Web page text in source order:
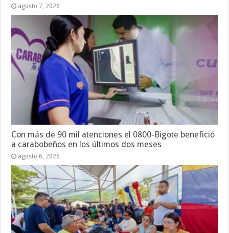
agosto 7, 2026
Con más de 90 mil atenciones el 0800-Bigote benefició
a carabobeños en los últimos dos meses
agosto 6, 2026